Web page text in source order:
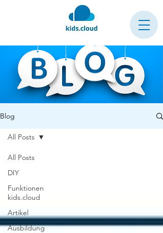
Blog
All Posts
DIY
Funktionen
kids.cloud
Artikel
Ausbildung
All Posts